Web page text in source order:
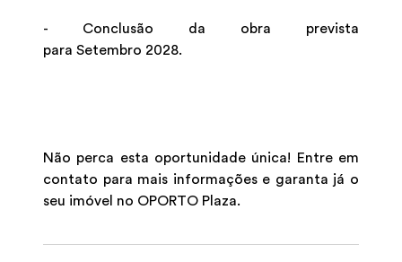
- Conclusão da obra prevista
para Setembro 2028.
Não perca esta oportunidade única! Entre em
contato para mais informações e garanta já o
seu imóvel no OPORTO Plaza.